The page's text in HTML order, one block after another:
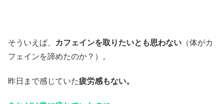
そういえば、 カフェインを取りたいとも思わない （体がカ
フェインを諦めたのか？）。
昨日まで感じていた疲労感もない。